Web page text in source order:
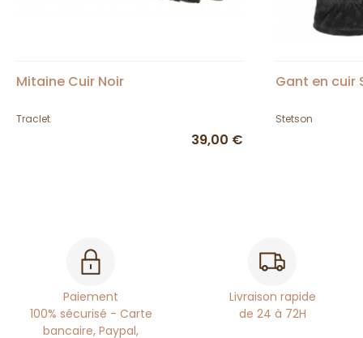
Mitaine Cuir Noir
Traclet
39,00 €
Gant en cuir
Stetson
Paiement
100% sécurisé - Carte
bancaire, Paypal,
Livraison rapide
de 24 à 72H